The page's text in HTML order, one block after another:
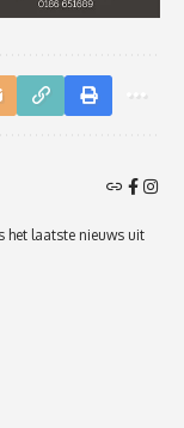
het laatste nieuws uit